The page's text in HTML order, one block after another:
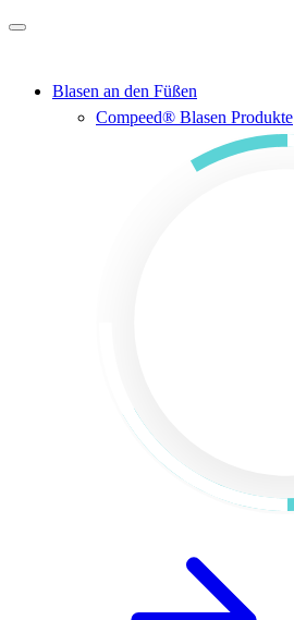
Zum Hauptinhalt springen
Blasen an den Füßen
Compeed® Blasen Produkte